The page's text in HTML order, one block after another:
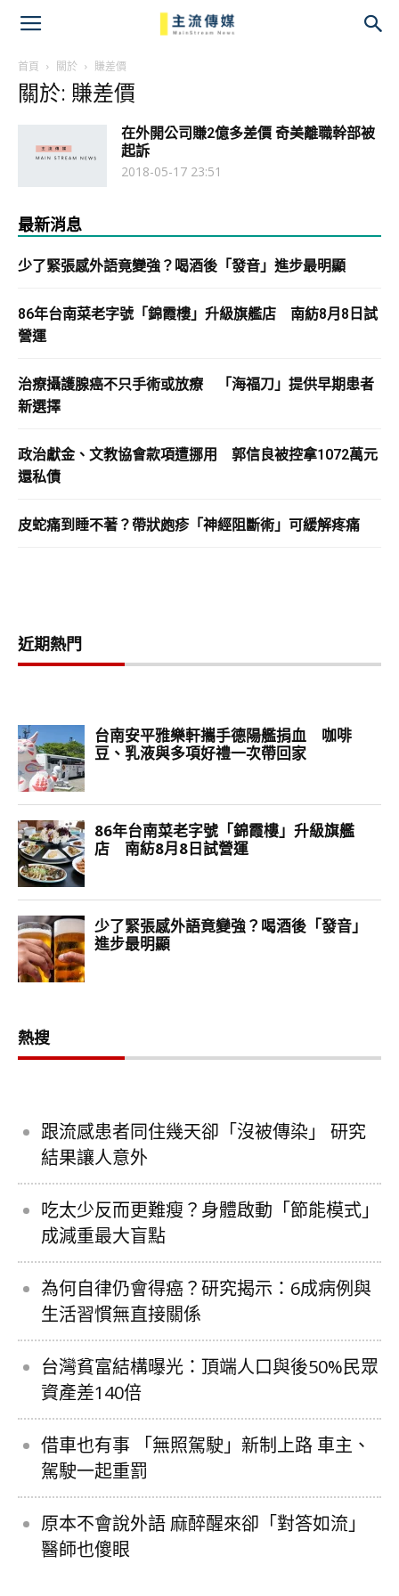
首頁 關於 賺差價
關於: 賺差價
在外開公司賺2億多差價 奇美離職幹部被
起訴
2018-05-17 23:51
最新消息
少了緊張感外語竟變強？喝酒後「發音」進步最明顯
86年台南菜老字號「錦霞樓」升級旗艦店 南紡8月8日試
營運
治療攝護腺癌不只手術或放療 「海福刀」提供早期患者
新選擇
政治獻金、文教協會款項遭挪用 郭信良被控拿1072萬元
還私債
皮蛇痛到睡不著？帶狀皰疹「神經阻斷術」可緩解疼痛
近期熱門
熱搜
跟流感患者同住幾天卻「沒被傳染」 研究
結果讓人意外
吃太少反而更難瘦？身體啟動「節能模式」
成減重最大盲點
為何自律仍會得癌？研究揭示：6成病例與
生活習慣無直接關係
台灣貧富結構曝光：頂端人口與後50%民眾
資產差140倍
借車也有事 「無照駕駛」新制上路 車主、
駕駛一起重罰
原本不會說外語 麻醉醒來卻「對答如流」
醫師也傻眼